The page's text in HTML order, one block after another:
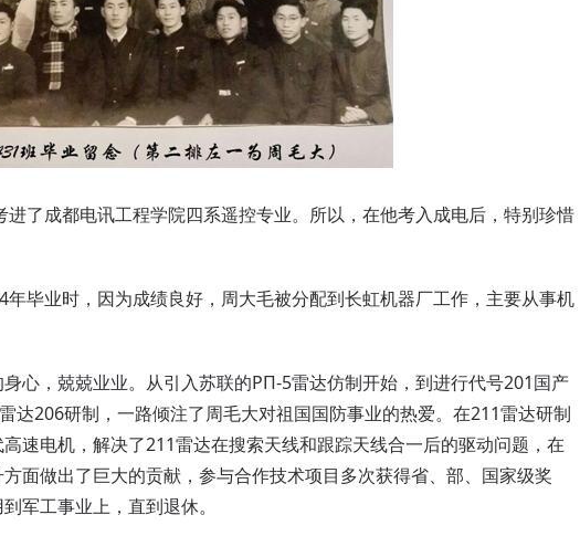
成都电讯工程学院四系遥控专业。所以，在他考入成电后，特别珍惜
业时，因为成绩良好，周大毛被分配到长虹机器厂工作，主要从事机
，兢兢业业。从引入苏联的PΠ-5雷达仿制开始，到进行代号201国产
达206研制，一路倾注了周毛大对祖国国防事业的热爱。在211雷达研制
速电机，解决了211雷达在搜索天线和跟踪天线合一后的驱动问题，在
面做出了巨大的贡献，参与合作技术项目多次获得省、部、国家级奖
军工事业上，直到退休。